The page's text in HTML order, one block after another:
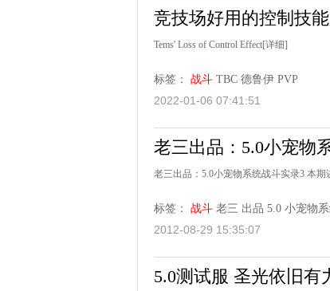
竞技场好用的控制技
Tems' Loss of Control Effect[详细]
标签： 战斗 TBC 德鲁伊 PVP
2022-01-06 07:41:51
老三出品：5.0小宠物
老三出品：5.0小宠物系统战斗实录3 本
标签： 战斗 老三 出品 5.0 小宠物
2012-08-29 15:35:07
5.0测试服 圣光依旧